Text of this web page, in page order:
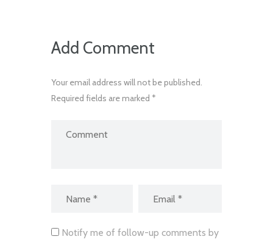
Add Comment
Your email address will not be published.
Required fields are marked *
Notify me of follow-up comments by